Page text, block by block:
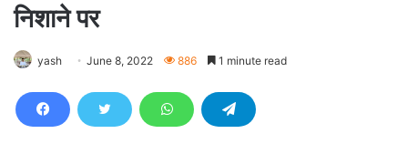
निशाने पर
yash June 8, 2022 886 1 minute read